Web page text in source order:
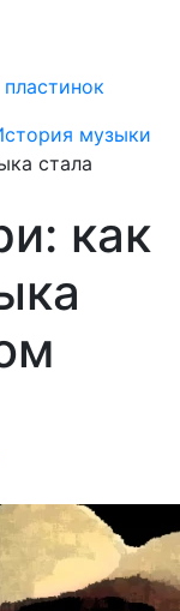
музыки
стала
как